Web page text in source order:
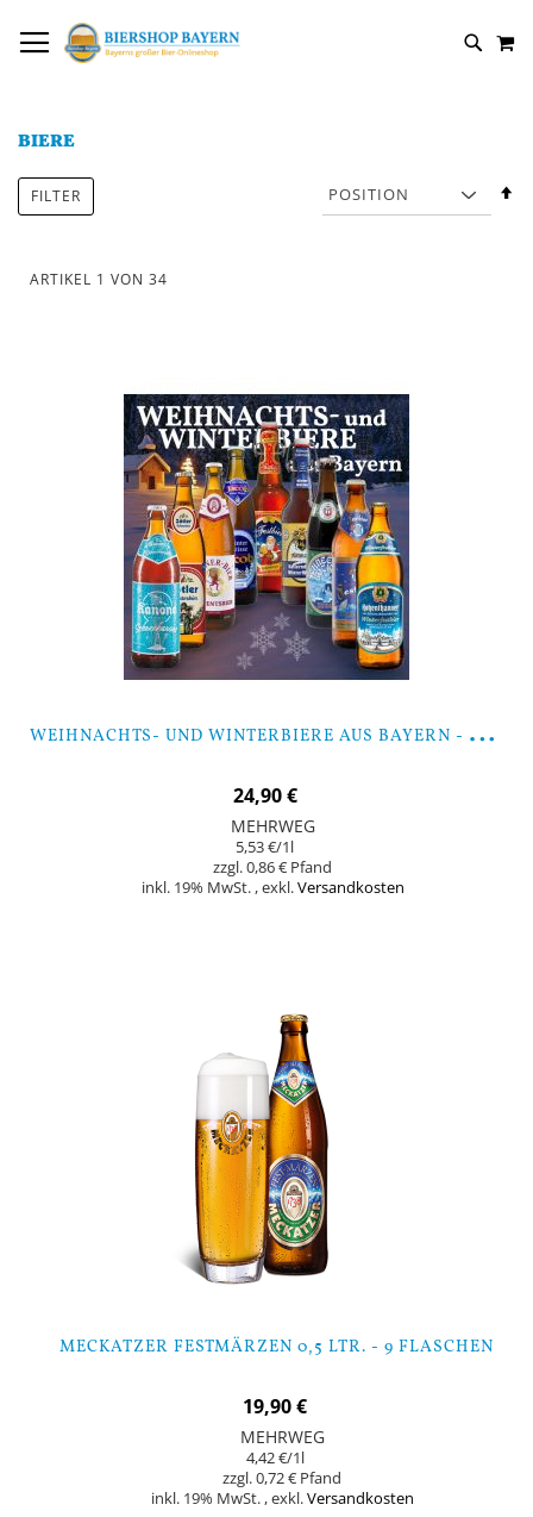
ZUM
INHALT
BIERE
ARTIKEL 1 VON 34
W
EIHNACHTS- UND WINTERBIERE AUS BAYERN - 9 FLASCHEN
24,90 €
MEHRWEG
5,53 €/1l
0,86 €
inkl. 19% MwSt. ,exkl.Versandkosten
MECKATZER FESTMÄRZEN 0,5 LTR. - 9 FLASCHEN
19,90 €
MEHRWEG
4,42 €/1l
0,72 €
inkl. 19% MwSt. ,exkl.Versandkosten
FILTER